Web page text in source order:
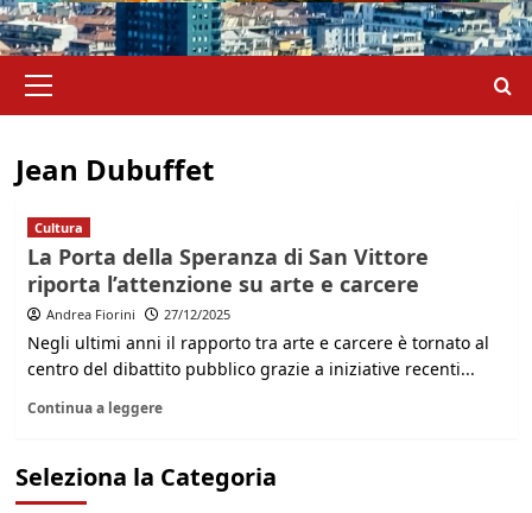
principale
Jean Dubuffet
Cultura
La Porta della Speranza di San Vittore
riporta l’attenzione su arte e carcere
Andrea Fiorini 27/12/2025
Negli ultimi anni il rapporto tra arte e carcere è tornato al
centro del dibattito pubblico grazie a iniziative recenti...
Continua a leggere
Seleziona la Categoria